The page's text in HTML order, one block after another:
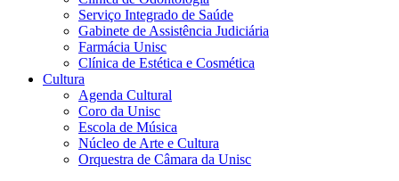
Serviço Integrado de Saúde
Gabinete de Assistência Judiciária
Farmácia Unisc
Clínica de Estética e Cosmética
Cultura
Agenda Cultural
Coro da Unisc
Escola de Música
Núcleo de Arte e Cultura
Orquestra de Câmara da Unisc